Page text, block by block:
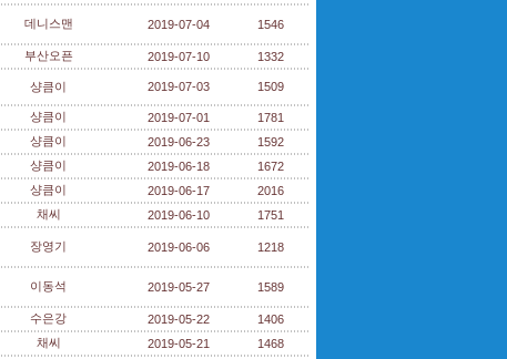
데니스맨 2019-07-04 1546
부산오픈 2019-07-10 1332
샹큼이 2019-07-03 1509
샹큼이 2019-07-01
1781
샹큼이 2019-06-23
1592
샹큼이 2019-06-18
1672
샹큼이 2019-06-17
2016
채씨 2019-06-10 1751
장영기 2019-06-06 1218
이동석 2019-05-27 1589
수은강 2019-05-22
1406
채씨 2019-05-21
1468